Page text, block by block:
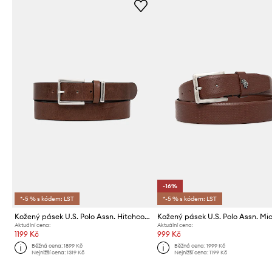
*-5 % s kódem: LST
Kožený pásek U.S. Polo Assn. Hitchcock
Aktuální cena:
1199 Kč
Běžná cena:1899 Kč
Nejnižší cena:1319 Kč
-16%
*-5 % s kódem: LST
Aktuální cena:
999 Kč
Běžná cena: 1999 Kč
Nejnižší cena: 1199 Kč